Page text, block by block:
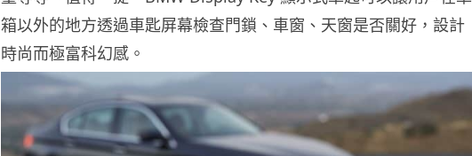
箱以外的地方透過車匙屏幕檢查門鎖、車窗、天窗是否關好，設計
時尚而極富科幻感。